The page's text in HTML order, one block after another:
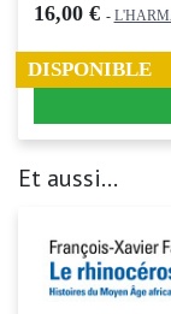
16,00 € -
DISPONIBLE
Et aussi...